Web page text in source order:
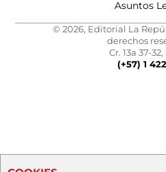
Asuntos
© 2026, Editorial La
derechos
Cr. 13a 37-
(+57) 1